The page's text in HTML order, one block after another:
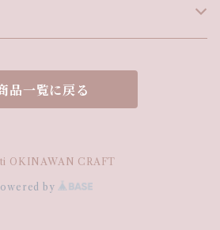
品一覧に戻る
OKINAWAN CRAFT
by